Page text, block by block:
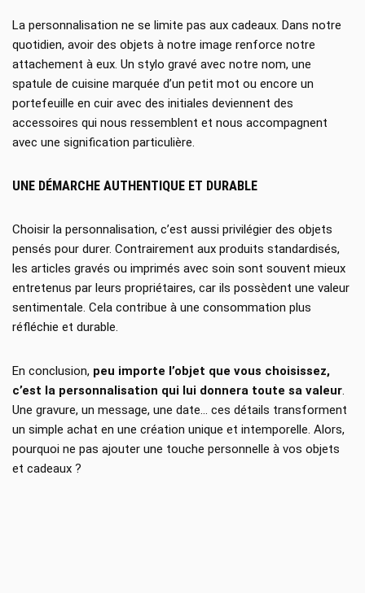
La personnalisation ne se limite pas aux cadeaux. Dans notre
quotidien, avoir des objets à notre image renforce notre
attachement à eux. Un stylo gravé avec notre nom, une
spatule de cuisine marquée d’un petit mot ou encore un
portefeuille en cuir avec des initiales deviennent des
accessoires qui nous ressemblent et nous accompagnent
avec une signification particulière.
UNE DÉMARCHE AUTHENTIQUE ET DURABLE
Choisir la personnalisation, c’est aussi privilégier des objets
pensés pour durer. Contrairement aux produits standardisés,
les articles gravés ou imprimés avec soin sont souvent mieux
entretenus par leurs propriétaires, car ils possèdent une valeur
sentimentale. Cela contribue à une consommation plus
réfléchie et durable.
En conclusion, peu importe l’objet que vous choisissez,
c’est la personnalisation qui lui donnera toute sa valeur.
Une gravure, un message, une date… ces détails transforment
un simple achat en une création unique et intemporelle. Alors,
pourquoi ne pas ajouter une touche personnelle à vos objets
et cadeaux ?